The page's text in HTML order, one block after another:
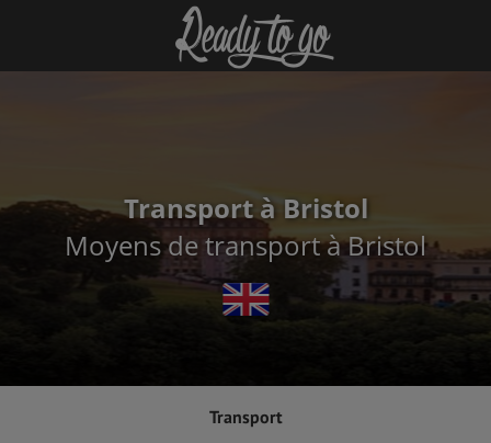
Transport à Bristol
Moyens de transport à Bristol
Transport